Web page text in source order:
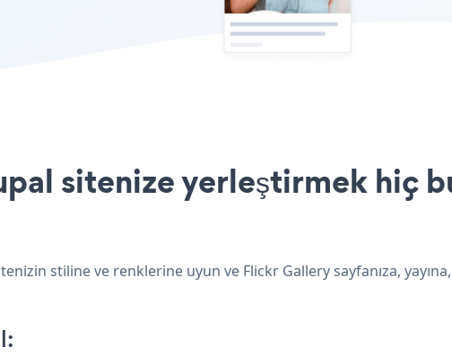
sitenize yerleştirmek hiç
stiline ve renklerine uyun ve Flickr Gallery sayfanıza,